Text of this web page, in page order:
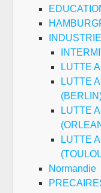
LUTTE
LUTTE
LUTTE
LUTTE
Normandie